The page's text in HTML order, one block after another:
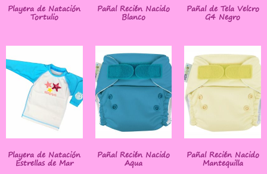
Playera de Natación
Tortulio
Pañal Recién Nacido
Blanco
Pañal de Tela Velcro
G4 Negro
Playera de Natación
Estrellas de Mar
Pañal Recién Nacido
Aqua
Pañal Recién Nacido
Mantequilla